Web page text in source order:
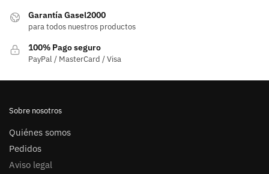
Garantía Gasel2000
para todos nuestros productos
100% Pago seguro
PayPal / MasterCard / Visa
Sobre nosotros
Quiénes somos
Pedidos
Aviso legal